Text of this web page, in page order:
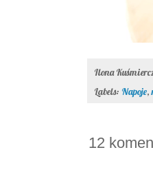
Ilona
Labels: Napoje,
12